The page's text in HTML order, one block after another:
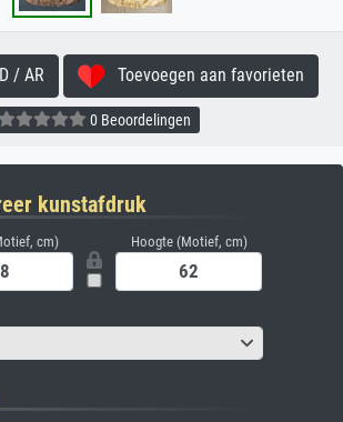
/ AR Toevoegen aan favorieten
0 Beoordelingen
kunstafdruk
cm) Hoogte (Motief, cm)